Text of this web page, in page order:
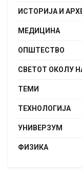
ИСТОРИЈА И
МЕДИЦИНА
ОПШТЕСТВО
СВЕТОТ ОКОЛУ
ТЕМИ
ТЕХНОЛОГИЈА
УНИВЕРЗУМ
ФИЗИКА